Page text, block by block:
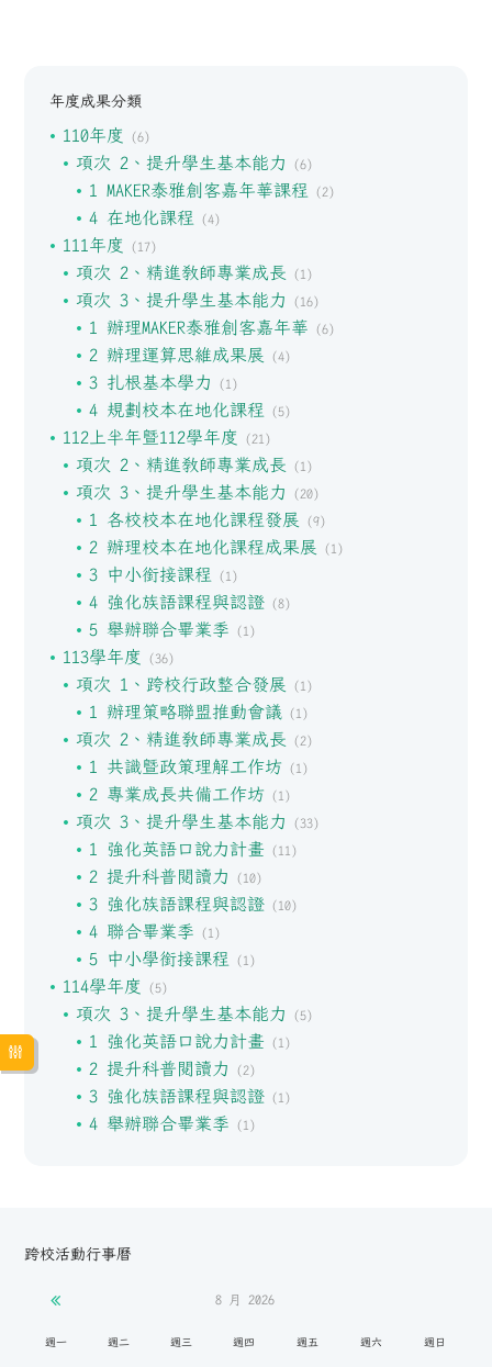
年度成果分類
110年度 (6)
項次 2、提升學生基本能力 (6)
1 MAKER泰雅創客嘉年華課程 (2)
4 在地化課程 (4)
111年度 (17)
項次 2、精進教師專業成長 (1)
項次 3、提升學生基本能力 (16)
1 辦理MAKER泰雅創客嘉年華 (6)
2 辦理運算思維成果展 (4)
3 扎根基本學力 (1)
4 規劃校本在地化課程 (5)
112上半年暨112學年度 (21)
項次 2、精進教師專業成長 (1)
項次 3、提升學生基本能力 (20)
1 各校校本在地化課程發展 (9)
2 辦理校本在地化課程成果展 (1)
3 中小銜接課程 (1)
4 強化族語課程與認證(8)
5 舉辦聯合畢業季 (1)
113學年度 (36)
項次 1、跨校行政整合發展 (1)
1 辦理策略聯盟推動會議(1)
項次 2、精進教師專業成長 (2)
1 共識暨政策理解工作坊 (1)
2 專業成長共備工作坊 (1)
項次 3、提升學生基本能力 (33)
1 強化英語口說力計畫 (11)
2 提升科普閱讀力 (10)
3 強化族語課程與認證(10)
4 聯合畢業季 (1)
5 中小學銜接課程 (1)
114學年度 (5)
項次 3、提升學生基本能力 (5)
1 強化英語口說力計畫 (1)
2 提升科普閱讀力 (2)
3 強化族語課程與認證(1)
4 舉辦聯合畢業季 (1)
跨校活動行事曆
8 月 2026
週一 週二 週三 週四 週五 週六 週日